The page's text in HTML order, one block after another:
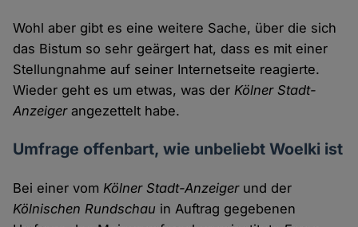
Wohl aber gibt es eine weitere Sache, über die sich
das Bistum so sehr geärgert hat, dass es mit einer
Stellungnahme auf seiner Internetseite reagierte.
Wieder geht es um etwas, was derKölner Stadt-
Anzeigerangezettelt habe.
Umfrage offenbart, wie unbeliebt Woelki ist
Bei einer vomKölner Stadt-Anzeigerund der
Kölnischen Rundschau in Auftrag gegebenen